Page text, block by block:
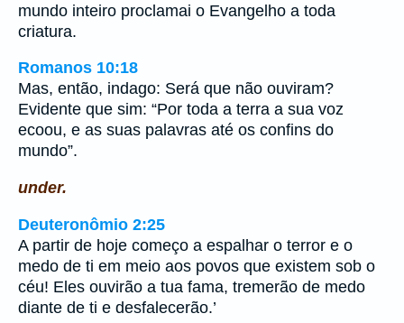
mundo inteiro proclamai o Evangelho a toda
criatura.
Romanos 10:18
Mas, então, indago: Será que não ouviram?
Evidente que sim: “Por toda a terra a sua voz
ecoou, e as suas palavras até os confins do
mundo”.
under.
Deuteronômio 2:25
A partir de hoje começo a espalhar o terror e o
medo de ti em meio aos povos que existem sob o
céu! Eles ouvirão a tua fama, tremerão de medo
diante de ti e desfalecerão.’